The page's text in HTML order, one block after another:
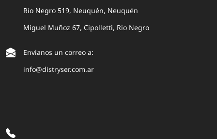
Río Negro 519, Neuquén, Neuquén
Miguel Muñoz 67, Cipolletti, Rio Negro
Envianos un correo a:
info@distryser.com.ar